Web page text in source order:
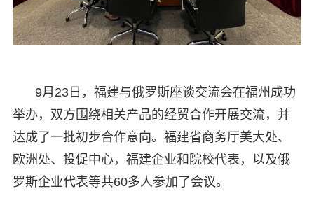
9月23日，福建与俄罗斯座谈交流会在福州成功
举办，双方围绕相关产品的经贸合作开展交流，并
达成了一批初步合作意向。福建省商务厅美大处、
欧洲处、投促中心，福建企业和院校代表，以及俄
罗斯企业代表等共60多人参加了会议。